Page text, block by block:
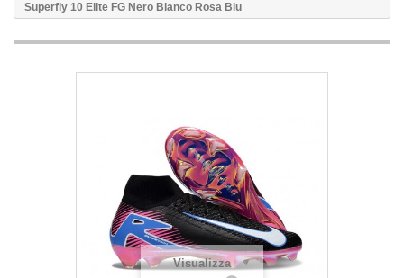
Superfly 10 Elite FG Nero Bianco Rosa Blu
Visualizza